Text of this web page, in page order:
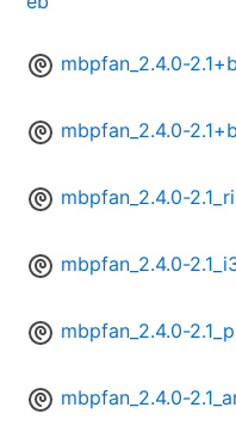
mbpfan_2.4.0-
mbpfan_2.4.0-
mbpfan_2.4.0-
mbpfan_2.4.0-
mbpfan_2.4.0-
mbpfan_2.4.0-